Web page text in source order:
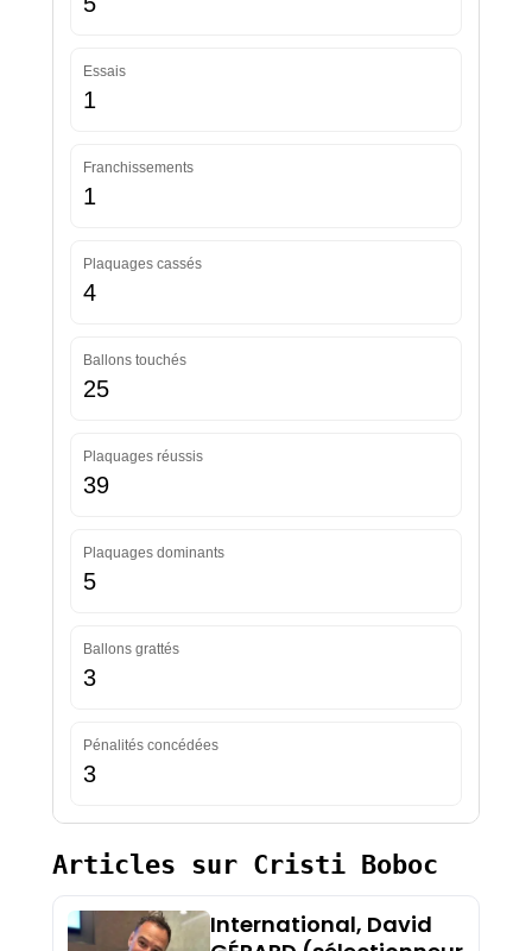
Essais
1
Franchissements
1
Plaquages cassés
4
Ballons touchés
25
Plaquages réussis
39
Plaquages dominants
5
Ballons grattés
3
Pénalités concédées
3
Articles sur Cristi Boboc
International, David